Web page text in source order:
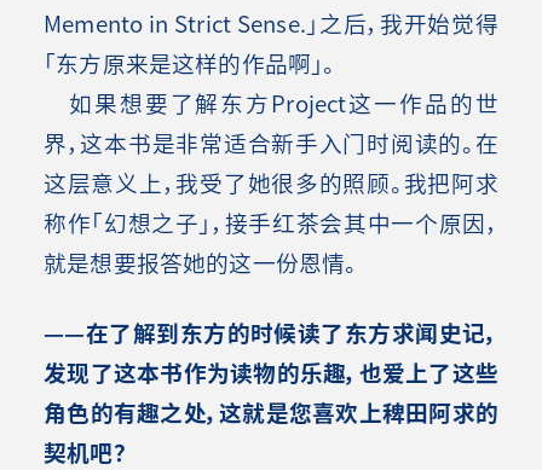
Memento in Strict Sense.」之后，我开始觉得
「东方原来是这样的作品啊」。
如果想要了解东方Project这一作品的世
界，这本书是非常适合新手入门时阅读的。在
这层意义上，我受了她很多的照顾。我把阿求
称作「幻想之子」，接手红茶会其中一个原因，
就是想要报答她的这一份恩情。
——在了解到东方的时候读了东方求闻史记，
发现了这本书作为读物的乐趣，也爱上了这些
角色的有趣之处，这就是您喜欢上稗田阿求的
契机吧？